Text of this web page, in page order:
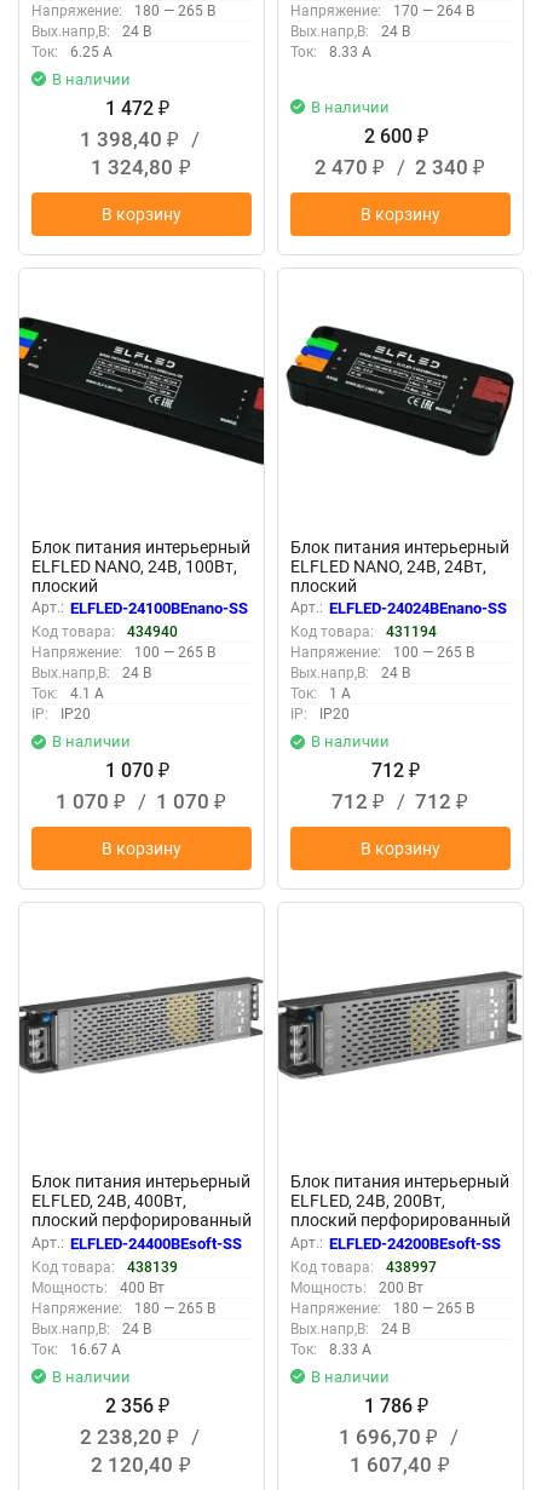
Напряжение:
180 — 265 В
Вых.напр,В:
24 В
Ток:
6.25 А
В наличии
1 472 ₽
1 398,40 ₽
/
1 324,80 ₽
В корзину
Напряжение:
170 — 264 В
Вых.напр,В:
24 В
Ток:
8.33 А
В наличии
2 600 ₽
2 470 ₽ / 2 340 ₽
В корзину
Блок питания интерьерный
ELFLED NANO, 24В, 100Вт,
плоский
Арт.: ELFLED-24100BEnano-SS
Код товара:
434940
Напряжение:
100 — 265 В
Вых.напр,В:
24 В
Ток:
4.1 А
IP:
IP20
В наличии
1 070 ₽
1 070 ₽ / 1 070 ₽
В корзину
Блок питания интерьерный
ELFLED NANO, 24В, 24Вт,
плоский
Арт.: ELFLED-24024BEnano-SS
Код товара:
431194
Напряжение:
100 — 265 В
Вых.напр,В:
24 В
Ток:
1 А
IP:
IP20
В наличии
712 ₽
712 ₽ / 712 ₽
В корзину
Блок питания интерьерный
ELFLED, 24В, 400Вт,
плоский перфорированный
корпус (с плавным пуском)
Арт.: ELFLED-24400BEsoft-SS
Код товара:
438139
Мощность:
400 Вт
Напряжение:
180 — 265 В
Вых.напр,В:
24 В
Ток:
16.67 А
В наличии
2 356 ₽
2 238,20 ₽
/
2 120,40 ₽
Блок питания интерьерный
ELFLED, 24В, 200Вт,
плоский перфорированный
корпус (с плавным пуском)
Арт.: ELFLED-24200BEsoft-SS
Код товара:
438997
Мощность:
200 Вт
Напряжение:
180 — 265 В
Вых.напр,В:
24 В
Ток:
8.33 А
В наличии
1 786 ₽
1 696,70 ₽
/
1 607,40 ₽